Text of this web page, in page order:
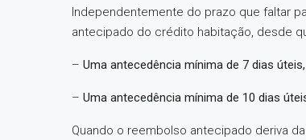
Independentemente do prazo que faltar
antecipado do crédito habitação, desde
– Uma antecedência mínima de 7 dias
– Uma antecedência mínima de 10 dias
Quando o reembolso antecipado deriva